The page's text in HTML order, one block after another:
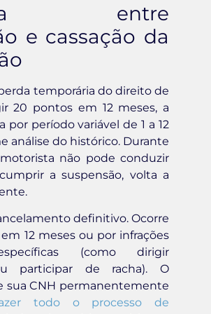
entre
e cassação da
temporária do direito de
20 pontos em 12 meses, a
por período variável de 1 a 12
análise do histórico. Durante
não pode conduzir
a suspensão, volta a
definitivo. Ocorre
12 meses ou por infrações
(como dirigir
participar de racha). O
sua CNH permanentemente
todo o processo de